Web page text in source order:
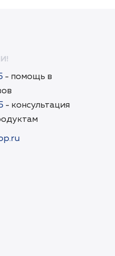
- помощь в
- консультация